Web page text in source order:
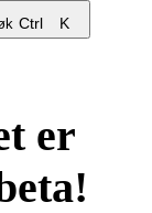
Ctrl K
er